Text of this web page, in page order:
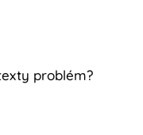
problém?